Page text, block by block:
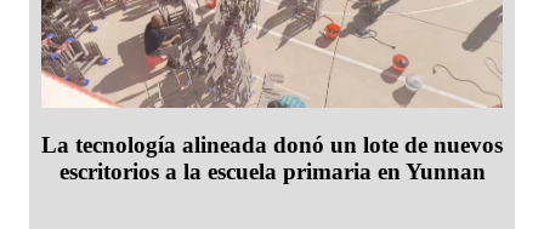
La tecnología alineada donó un lote de nuevos
escritorios a la escuela primaria en Yunnan